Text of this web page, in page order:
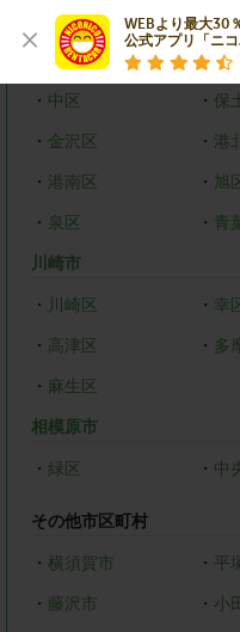
WEBより最大30
公式アプリ「ニコ
横浜市
鶴見区 ・ 神
・ 中区 ・ 保
・ 金沢区 ・ 港
・ 港南区 ・ 旭
・ 泉区 ・ 青
川崎市
・ 川崎区 ・ 幸
・ 高津区 ・ 多
・ 麻生区
相模原市
・ 緑区 ・ 中
その他市区町村
・ 横須賀市 ・ 平
・ 藤沢市 ・ 小